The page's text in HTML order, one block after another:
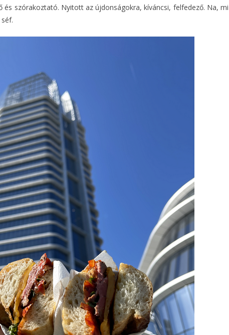
és szórakoztató. Nyitott az újdonságokra, kíváncsi, felfedező. Na, mi